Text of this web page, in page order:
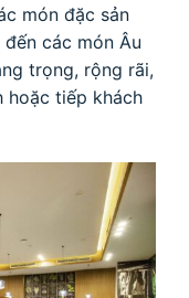
món đặc sản
các món Âu
trọng, rộng rãi,
hoặc tiếp khách